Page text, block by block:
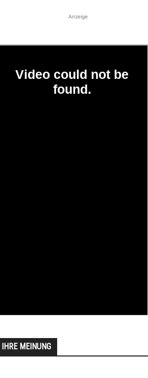
Anzeige
IHRE MEINUNG